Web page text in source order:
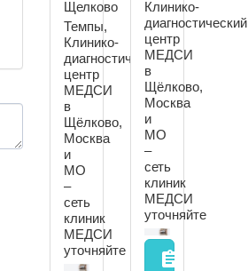
Щелково
Темпы,
Клинико-
диагностический
центр
МЕДСИ
в
Щёлково,
Москва
и
МО
–
сеть
клиник
МЕДСИ
уточняйте
Клинико-
диагностический
центр
МЕДСИ
в
Щёлково,
Москва
и
МО
–
сеть
клиник
МЕДСИ
уточняйте
assignment